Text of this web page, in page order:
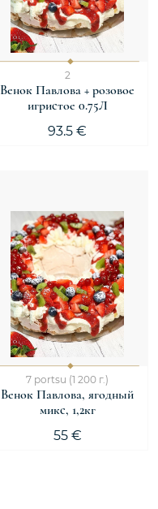
2
Венок Павлова + розовое
игристое 0.75Л
93.5 €
7 portsu (1 200 г.)
Венок Павлова, ягодный
микс, 1,2кг
55 €